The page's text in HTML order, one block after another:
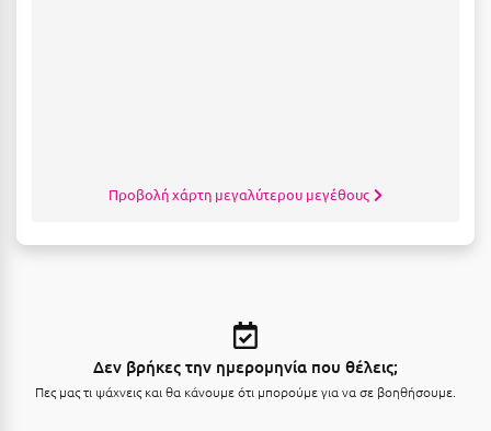
Κορώνη
Προβολή χάρτη μεγαλύτερου μεγέθους
Δεν βρήκες την ημερομηνία που θέλεις;
Πες μας τι ψάχνεις και θα κάνουμε ότι μπορούμε για να σε βοηθήσουμε.